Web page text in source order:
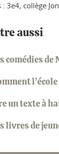
: 3e4, collège
aussi
comédies de
un texte à
livres de